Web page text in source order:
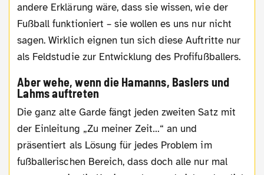
andere Erklärung wäre, dass sie wissen, wie der
Fußball funktioniert – sie wollen es uns nur nicht
sagen. Wirklich eignen tun sich diese Auftritte nur
als Feldstudie zur Entwicklung des Profifußballers.
Aber wehe, wenn die Hamanns, Baslers und
Lahms auftreten
Die ganz alte Garde fängt jeden zweiten Satz mit
der Einleitung „Zu meiner Zeit…“ an und
präsentiert als Lösung für jedes Problem im
fußballerischen Bereich, dass doch alle nur mal